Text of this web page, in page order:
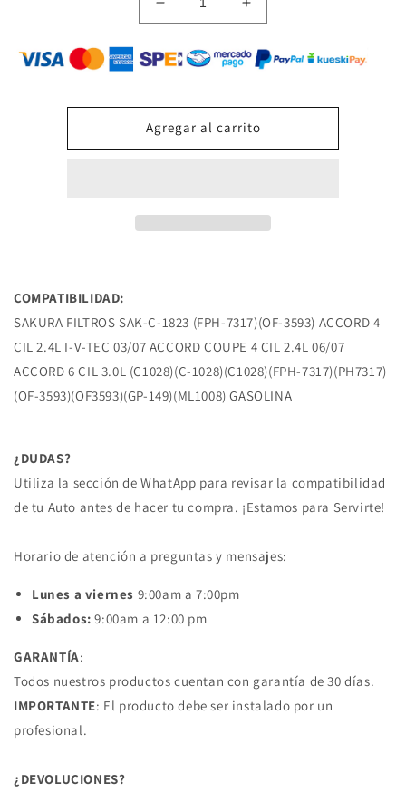
Reducir
cantidad
para
SAK-
1823
FILTRO
1028)
ACCORD
CIL
2.4L
I-
COUPE
4
06/07
Aumentar
cantidad
para
SAK-
1823
FILTRO
1028)
ACCORD
CIL
2.4L
I-
COUPE
4
06/07
Agregar al carrito
COMPATIBILIDAD:
SAKURA FILTROS SAK-C-1823 (FPH-7317)(OF-3593) ACCORD 4
CIL 2.4L I-V-TEC 03/07 ACCORD COUPE 4 CIL 2.4L 06/07
ACCORD 6 CIL 3.0L (C1028)(C-1028)(C1028)(FPH-7317)(PH7317)
(OF-3593)(OF3593)(GP-149)(ML1008) GASOLINA
¿DUDAS?
Utiliza la sección de WhatApp para revisar la compatibilidad
de tu Auto antes de hacer tu compra. ¡Estamos para Servirte!
Horario de atención a preguntas y mensajes:
Lunes a viernes 9:00am a 7:00pm
Sábados: 9:00am a 12:00 pm
GARANTÍA:
Todos nuestros productos cuentan con garantía de 30 días.
IMPORTANTE: El producto debe ser instalado por un
profesional.
¿DEVOLUCIONES?